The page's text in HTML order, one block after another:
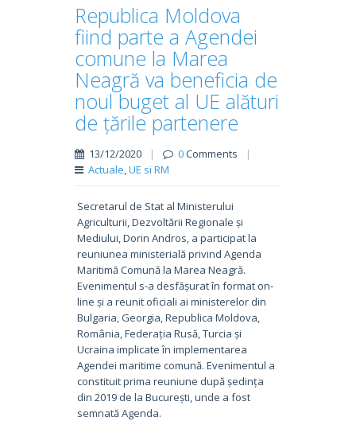
Republica Moldova
fiind parte a Agendei
comune la Marea
Neagră va beneficia de
noul buget al UE alături
de țările partenere
13/12/2020 | 0Comments
|
Actuale,UE si RM
Secretarul de Stat al Ministerului
Agriculturii, Dezvoltării Regionale și
Mediului, Dorin Andros, a participat la
reuniunea ministerială privind Agenda
Maritimă Comună la Marea Neagră.
Evenimentul s-a desfășurat în format on-
line și a reunit oficiali ai ministerelor din
Bulgaria, Georgia, Republica Moldova,
România, Federația Rusă, Turcia și
Ucraina implicate în implementarea
Agendei maritime comună. Evenimentul a
constituit prima reuniune după ședința
din 2019 de la București, unde a fost
semnată Agenda.